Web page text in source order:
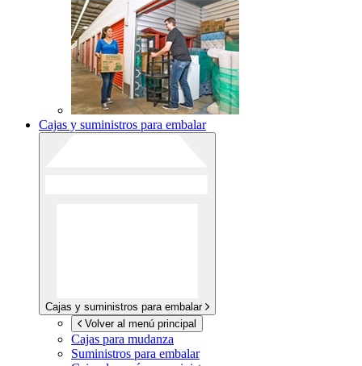
Cajas y suministros para embalar
Cajas y suministros para embalar
Volver al menú principal
Cajas para mudanza
Suministros para embalar